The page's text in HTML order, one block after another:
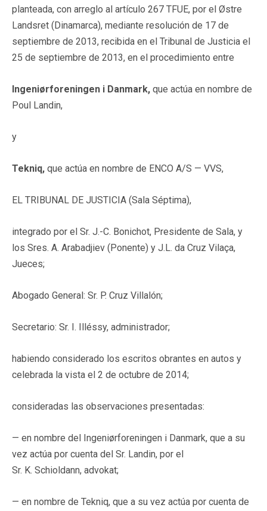
planteada, con arreglo al artículo 267 TFUE, por el Østre
Landsret (Dinamarca), mediante resolución de 17 de
septiembre de 2013, recibida en el Tribunal de Justicia el
25 de septiembre de 2013, en el procedimiento entre
Ingeniørforeningen i Danmark, que actúa en nombre de
Poul Landin,
y
Tekniq, que actúa en nombre de ENCO A/S — VVS,
EL TRIBUNAL DE JUSTICIA (Sala Séptima),
integrado por el Sr. J.-C. Bonichot, Presidente de Sala, y
los Sres. A. Arabadjiev (Ponente) y J.L. da Cruz Vilaça,
Jueces;
Abogado General: Sr. P. Cruz Villalón;
Secretario: Sr. I. Illéssy, administrador;
habiendo considerado los escritos obrantes en autos y
celebrada la vista el 2 de octubre de 2014;
consideradas las observaciones presentadas:
— en nombre del Ingeniørforeningen i Danmark, que a su
vez actúa por cuenta del Sr. Landin, por el
Sr. K. Schioldann, advokat;
— en nombre de Tekniq, que a su vez actúa por cuenta de